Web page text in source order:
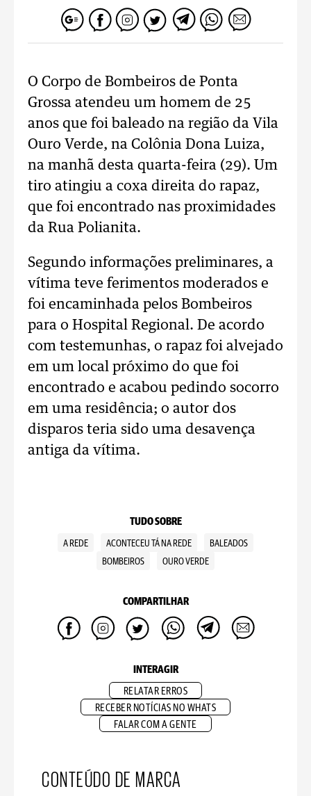
O Corpo de Bombeiros de Ponta
Grossa atendeu um homem de 25
anos que foi baleado na região da Vila
Ouro Verde, na Colônia Dona Luiza,
na manhã desta quarta-feira (29). Um
tiro atingiu a coxa direita do rapaz,
que foi encontrado nas proximidades
da Rua Polianita.
Segundo informações preliminares, a
vítima teve ferimentos moderados e
foi encaminhada pelos Bombeiros
para o Hospital Regional. De acordo
com testemunhas, o rapaz foi alvejado
em um local próximo do que foi
encontrado e acabou pedindo socorro
em uma residência; o autor dos
disparos teria sido uma desavença
antiga da vítima.
TUDO SOBRE
A REDE ACONTECEU TÁ NA REDE
BALEADOS
BOMBEIROS
OURO VERDE
COMPARTILHAR
INTERAGIR
RELATAR ERROS
RECEBER NOTÍCIAS NO WHATS
FALAR COM A GENTE
CONTEÚDO DE MARCA